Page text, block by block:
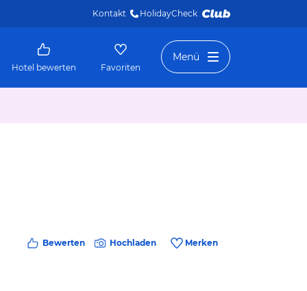
Kontakt HolidayCheck
Hotel bewerten Favoriten
Menü
Bewerten Hochladen Merken